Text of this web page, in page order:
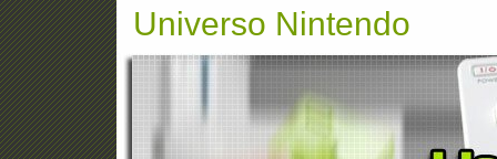
Universo Nintendo